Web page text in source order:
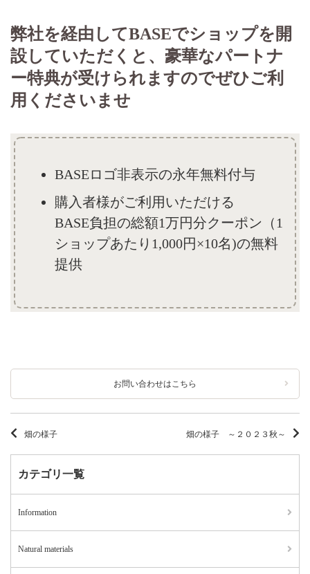
弊社を経由してBASEでショップを開
設していただくと、豪華なパートナ
ー特典が受けられますのでぜひご利
用くださいませ
BASEロゴ非表示の永年無料付与
購入者様がご利用いただける
BASE負担の総額1万円分クーポン（1
ショップあたり1,000円×10名)の無料
提供
お問い合わせはこちら
畑の様子 畑の様子 ～２０２３秋～
カテゴリ一覧
Information
Natural materials